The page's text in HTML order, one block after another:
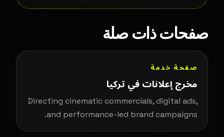
صفحات ذات صلة
صفحة خدمة
مخرج إعلانات في تركيا
Directing cinematic commercials, digital ads,
and performance-led brand campaigns.